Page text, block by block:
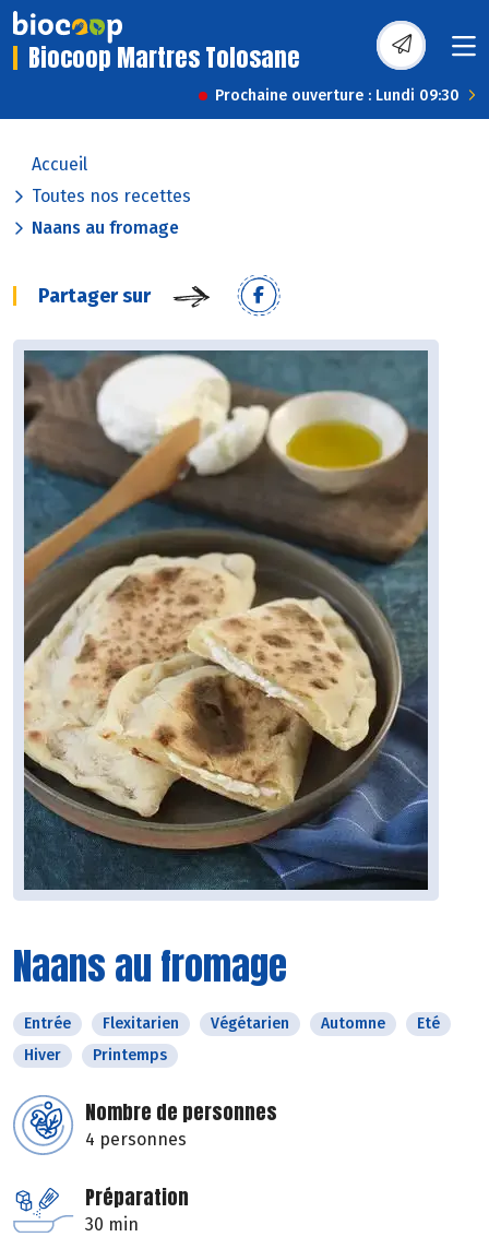
Biocoop Martres Tolosane
Prochaine ouverture : Lundi 09:30
Accueil
Toutes nos recettes
Naans au fromage
Partager sur
Naans au fromage
Entrée Flexitarien Végétarien Automne
Eté
Hiver
Printemps
Nombre de personnes
4 personnes
Préparation
30 min